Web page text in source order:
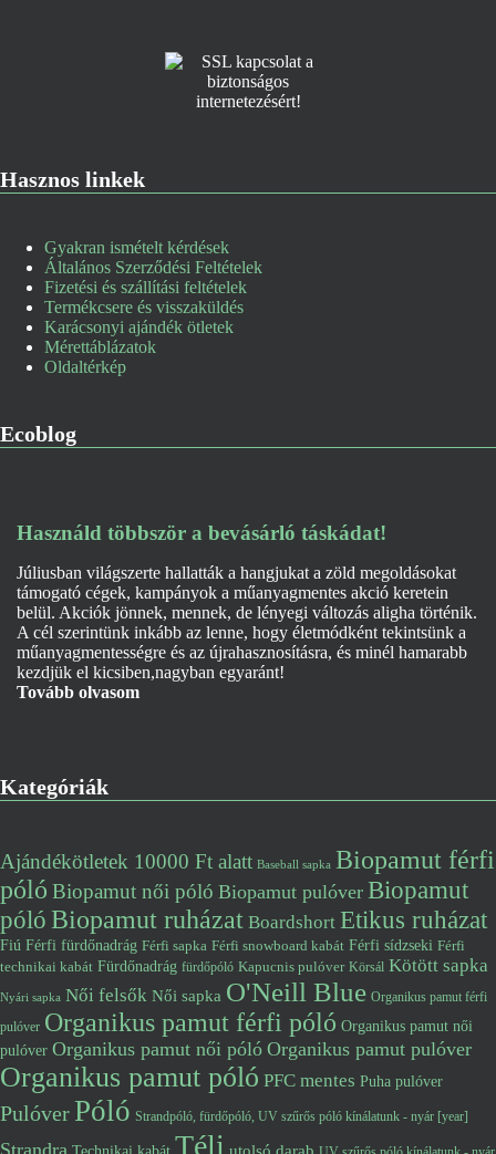
Hasznos linkek
Gyakran ismételt kérdések
Általános Szerződési Feltételek
Fizetési és szállítási feltételek
Termékcsere és visszaküldés
Karácsonyi ajándék ötletek
Mérettáblázatok
Oldaltérkép
Ecoblog
Használd többször a bevásárló táskádat!
Júliusban világszerte hallatták a hangjukat a zöld megoldásokat
támogató cégek, kampányok a műanyagmentes akció keretein
belül. Akciók jönnek, mennek, de lényegi változás aligha történik.
A cél szerintünk inkább az lenne, hogy életmódként tekintsünk a
műanyagmentességre és az újrahasznosításra, és minél hamarabb
kezdjük el kicsiben,nagyban egyaránt!
Tovább olvasom
Kategóriák
Ajándékötletek 10000 Ft alatt Baseball sapka Biopamut férfi
póló Biopamut női póló Biopamut pulóver Biopamut
pólóBiopamut ruházat Boardshort Etikus ruházat
Fiú Férfi fürdőnadrág Férfi sapka Férfi snowboard kabát Férfi sídzseki Férfi
technikai kabát Fürdőnadrág fürdőpóló Kapucnis pulóver Körsál Kötött sapka
Nyári sapka Női felsők Női sapka O'Neill Blue Organikus pamut férfi
pulóver Organikus pamut férfi póló Organikus pamut női
pulóver Organikus pamut női póló Organikus pamut pulóver
Organikus pamut póló PFC mentes Puha pulóver
PulóverPóló Strandpóló, fürdőpóló, UV szűrős póló kínálatunk - nyár [year]
Strandra Téli utolsó darab